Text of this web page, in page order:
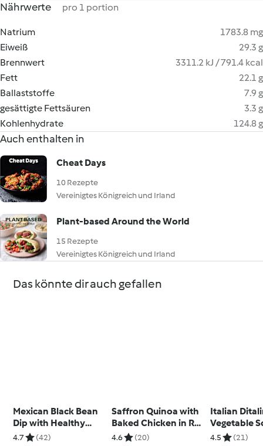
Nährwerte pro 1 portion
Natrium
1783.8 mg
Eiweiß
29.3 g
Brennwert
3311.2 kJ / 791.4 kcal
Fett
22.1 g
Ballaststoffe
7.9 g
gesättigte Fettsäuren
3.3 g
Kohlenhydrate
124.8 g
Auch enthalten in
Cheat Days
10 Rezepte
Vereinigtes Königreich und Irland
Plant-based Around the World
15 Rezepte
Vereinigtes Königreich und Irland
Das könnte dir auch gefallen
Mexican Black Bean
Dip with Healthy
Tortilla Chips
4.7 (42)
Saffron Quinoa with
Baked Chicken in Red
Pepper and Tomato
4.6 (20)
Italian
Vegetable
4.5 (21)